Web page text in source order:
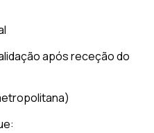
após receção do